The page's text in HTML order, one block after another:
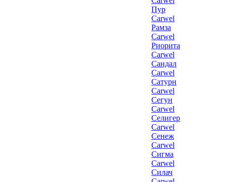
Пур
Carwel
Рамза
Carwel
Риорита
Carwel
Сандал
Carwel
Сатурн
Carwel
Сегун
Carwel
Селигер
Carwel
Сенеж
Carwel
Сигма
Carwel
Силач